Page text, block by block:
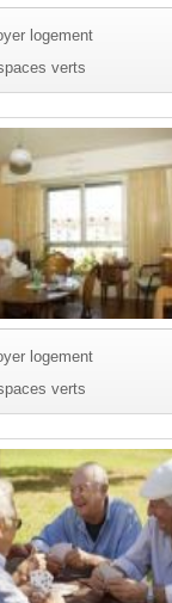
logement
verts
logement
verts